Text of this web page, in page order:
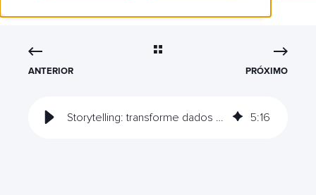
ANTERIOR PRÓXIMO
Storytelling: transforme dados em narrativas que vendem 5:16